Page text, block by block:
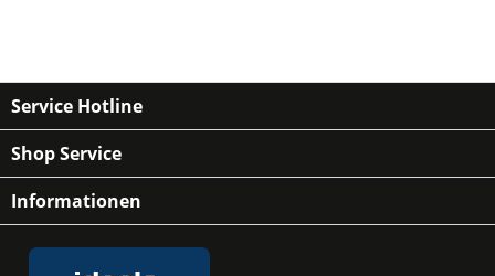
Service Hotline
Shop Service
Informationen